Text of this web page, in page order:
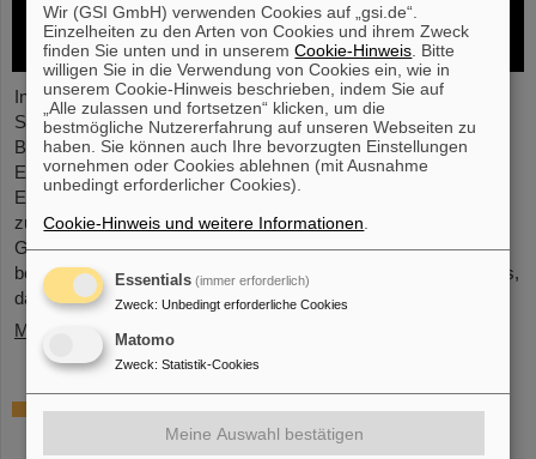
In der vor Kurzem abgeschlossenen ersten
Schwerionenbetriebszeit des LHC in fünf Jahren war es Zeit für
Blei-Ionen beschleunigt zu werden und Kollisionen für die
Experimente zu liefern. Die Kerne kollidierten bei einer erhöhten
Energie von 5,36 TeV pro Nukleonpaar (verglichen mit 5,02 TeV
zuvor) mit einer Rate von bis zu 50 kHz – mehr als eine
Größenordnung über der bisher erreichten. Die Arbeiten
beinhalteten den Neustart des verbesserten ALICE-Experiments,
das erfolgreich Daten nehmen konnte.
Mehr »
„Silicon Science Award“ für CBM-
Doktorarbeit
Wir (GSI GmbH) verwenden Cookies auf „gsi.de“.
Einzelheiten zu den Arten von Cookies und ihrem Zweck
finden Sie unten und in unseremCookie-Hinweis . Bitte
willigen Sie in die Verwendung von Cookies ein, wie in
unserem Cookie-Hinweis beschrieben, indem Sie auf
„Alle zulassen und fortsetzen“ klicken, um die
bestmögliche Nutzererfahrung auf unseren Webseiten zu
haben. Sie können auch Ihre bevorzugten Einstellungen
vornehmen oder Cookies ablehnen (mit Ausnahme
unbedingt erforderlicher Cookies).
Cookie-Hinweis und weitere Informationen
Essentials (immer erforderlich)
Zweck: Unbedingt erforderliche Cookies
Matomo
Zweck: Statistik-Cookies
Meine Auswahl bestätigen